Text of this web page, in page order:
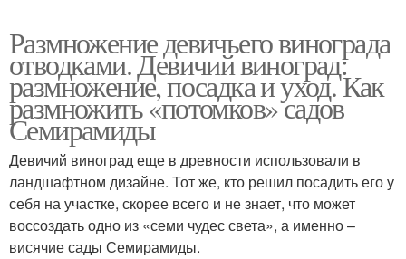
Размножение девичьего винограда
отводками. Девичий виноград:
размножение, посадка и уход. Как
размножить «потомков» садов
Семирамиды
Девичий виноград еще в древности использовали в
ландшафтном дизайне. Тот же, кто решил посадить его у
себя на участке, скорее всего и не знает, что может
воссоздать одно из «семи чудес света», а именно –
висячие сады Семирамиды.